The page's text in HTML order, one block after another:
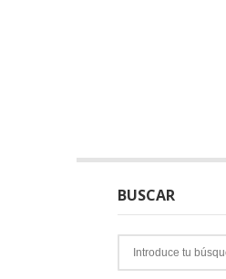
BUSCAR